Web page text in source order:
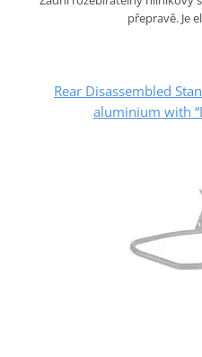
přepravě. Je
Rear Disassembled
aluminium with